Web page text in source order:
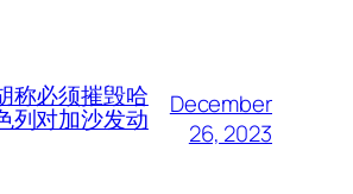
称必须摧毁哈
列对加沙发动
December
26, 2023